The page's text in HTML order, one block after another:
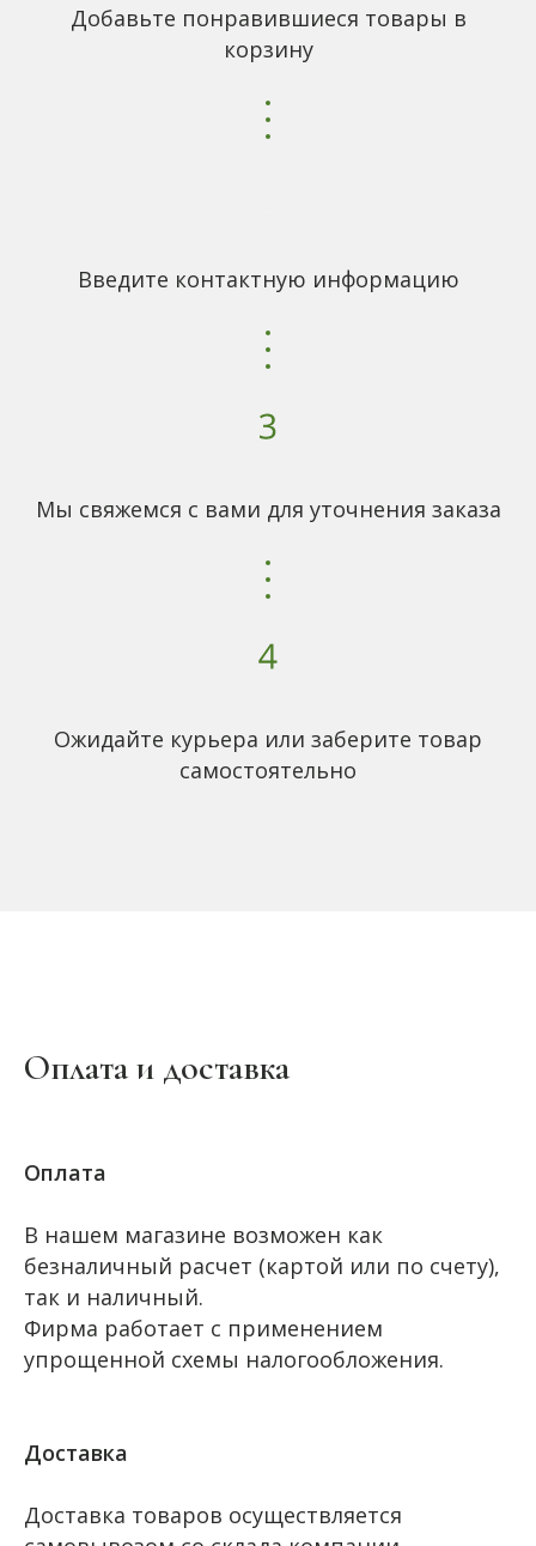
Добавьте понравившиеся товары в
корзину
Введите контактную информацию
Мы свяжемся с вами для уточнения заказа
Ожидайте курьера или заберите товар
самостоятельно
Оплата и доставка
Оплата
В нашем магазине возможен как
безналичный расчет (картой или по счету),
так и наличный.
Фирма работает с применением
упрощенной схемы налогообложения.
Доставка
Доставка товаров осуществляется